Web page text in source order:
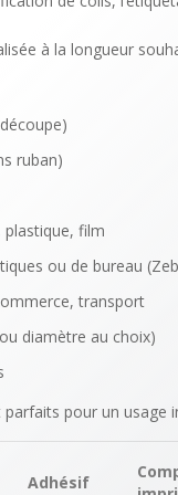
à la longueur
ruban)
film
ou de bureau
transport
diamètre au choix)
pour un
Adhésif